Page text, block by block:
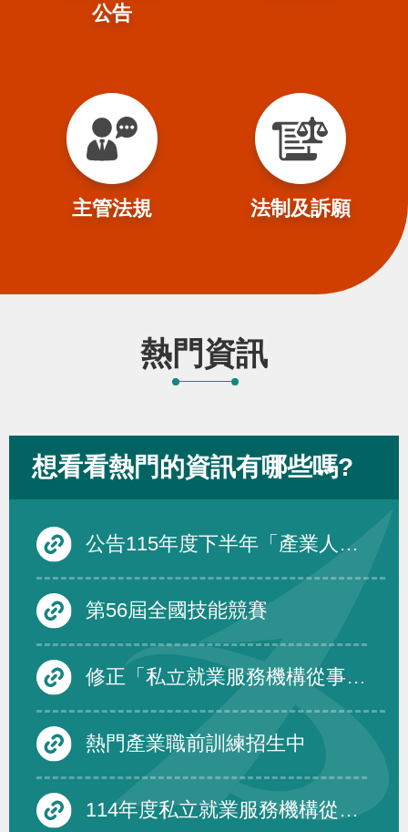
公告
主管法規 法制及訴願
熱門資訊
想看看熱門的資訊有哪些嗎?
公告115年度下半年「產業人才投資方案」在職訓練課程
第56屆全國技能競賽
修正「私立就業服務機構從事跨國人力仲介服務品質評鑑要點」第四點、第五點、第六點及第三點附表一至附表三，除第三點附表一至附表三自中華民國一百十六年一月一日生效外，自即日生效。
熱門產業職前訓練招生中
114年度私立就業服務機構從事跨國人力仲介服務品質評鑑度須受評仲介機構名單及績優免評名單